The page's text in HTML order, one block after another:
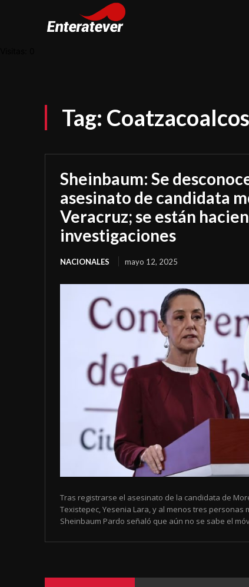
Tag: Coatzacoalcos
Sheinbaum: Se
asesinato de candidata
Veracruz; se están
investigaciones
NACIONALES mayo 12, 2025
Tras registrarse el asesinato de la candidata de
Texistepec, Yesenia Lara, y al menos tres personas
Sheinbaum Pardo señaló que aún no se sabe el